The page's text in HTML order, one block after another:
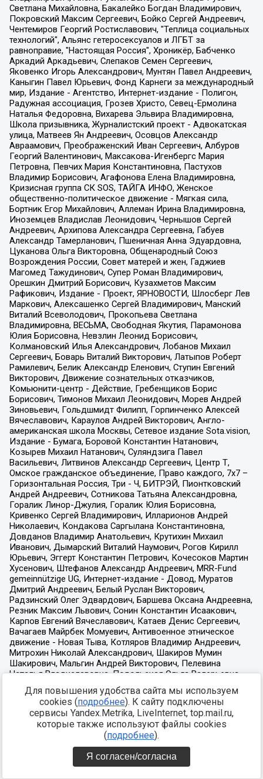
Для повышения удобства сайта мы используем
cookies (подробнее). К сайту подключены
сервисы Yandex.Metrika, LiveInternet, top.mail.ru,
которые также используют файлы cookies
(подробнее).
Я согласен/согласна